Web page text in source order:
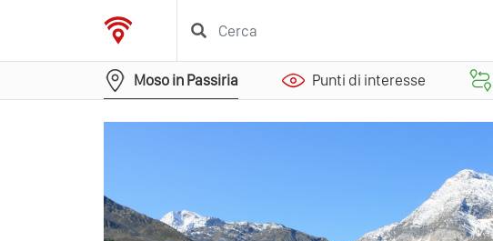
Moso in Passiria Punti di interesse